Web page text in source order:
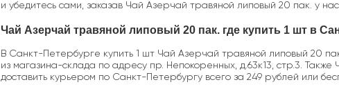
и убедитесь сами, заказав Чай Азерчай травяной липовый 20 пак. у
Чай Азерчай травяной липовый 20 пак. где купить 1 шт в
В Санкт-Петербурге купить 1 шт Чай Азерчай травяной липовый 20
из магазина-склада по адресу пр. Непокоренных, д.63к13, стр.3.
доставить курьером по Санкт-Петербургу всего за 249 рублей или